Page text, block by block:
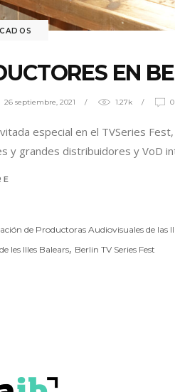
EN
26 septiembre, 2021 1.27k
especial en el TVSeries
y grandes distribuidores y VoD
de Productoras Audiovisuales de las
les Illes Balears, Berlin TV Series Fest